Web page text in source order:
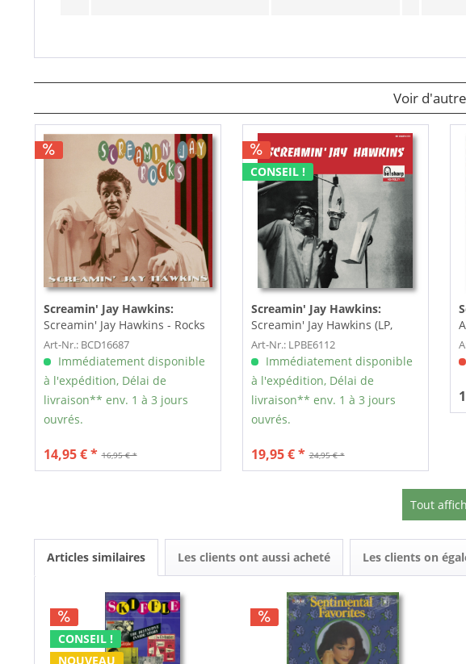
Voir
Screamin' Jay Hawkins:
Screamin' Jay Hawkins - Rocks
(CD)
Art-Nr.: BCD16687
Immédiatement disponible
à l'expédition, Délai de
livraison** env. 1 à 3 jours
ouvrés.
16,95 € *
14,95 € *
CONSEIL !
Screamin' Jay Hawkins:
Screamin' Jay Hawkins (LP,
10inch)
Art-Nr.: LPBE6112
Immédiatement disponible
à l'expédition, Délai de
livraison** env. 1 à 3 jours
ouvrés.
24,95 € *
19,95 € *
Tout
Articles similaires Les clients ont aussi acheté Les clients on
CONSEIL !
NOUVEAU